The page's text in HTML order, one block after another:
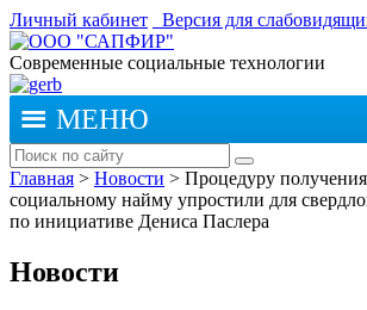
Личный кабинет Версия для
Современные социальные технологии
МЕНЮ
Главная > Новости > Процедуру
социальному найму упростили для
по инициативе Дениса Паслера
Новости